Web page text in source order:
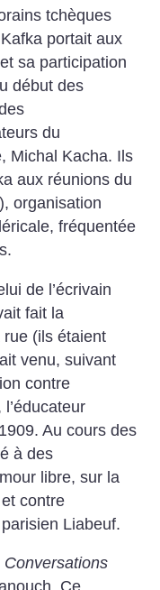
tchèques
portait aux
sa participation
début des
du
Michal Kacha. Ils
aux réunions du
organisation
fréquentée
de l’écrivain
fait la
(ils étaient
venu, suivant
contre
Au cours des
à des
libre, sur la
contre
Liabeuf.
Conversations